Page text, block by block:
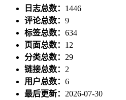
日志总数： 1446
评论总数： 9
标签总数： 634
页面总数： 12
分类总数： 29
链接总数： 2
用户总数： 6
最后更新： 2026-07-30